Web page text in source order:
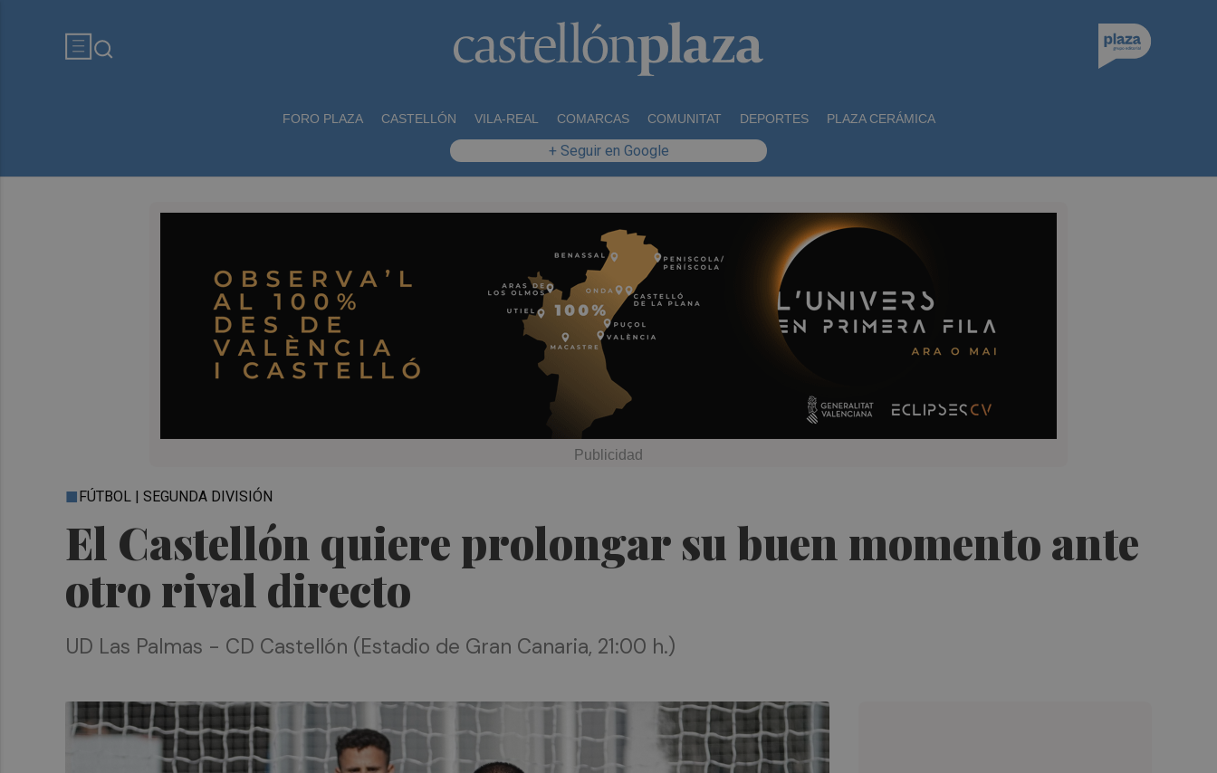
FORO PLAZA CASTELLÓN VILA-REAL COMARCAS COMUNITAT DEPORTES PLAZA CERÁMICA
+ Seguir en Google
El Castellón quiere prolongar su buen momento ante
otro rival directo
FÚTBOL | SEGUNDA DIVISIÓN
UD Las Palmas - CD Castellón (Estadio de Gran Canaria, 21:00 h.)